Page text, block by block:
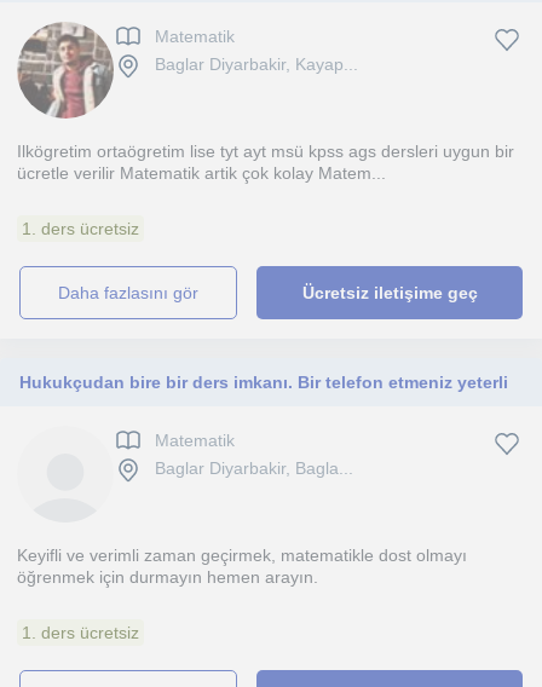
Matematik
Baglar Diyarbakir, Kayap...
Ilkögretim ortaögretim lise tyt ayt msü kpss ags dersleri uygun bir
ücretle verilir Matematik artik çok kolay Matem...
1. ders ücretsiz
daha fazlasını gör Ücretsiz iletişime geç
Hukukçudan bire bir ders imkanı. Bir telefon etmeniz yeterli
Matematik
Baglar Diyarbakir, Bagla...
Keyifli ve verimli zaman geçirmek, matematikle dost olmayı
öğrenmek için durmayın hemen arayın.
1. ders ücretsiz